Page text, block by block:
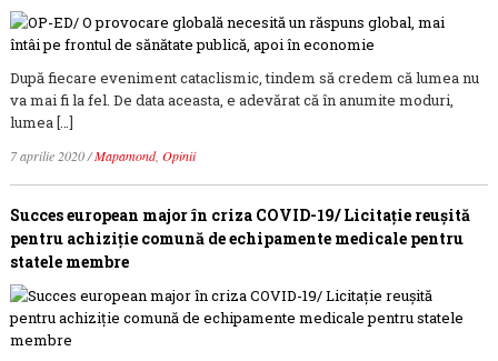
După fiecare eveniment cataclismic, tindem să credem că lumea nu
va mai fi la fel. De data aceasta, e adevărat că în anumite moduri,
lumea […]
7 aprilie 2020/Mapamond, Opinii
Succes european major în criza COVID-19/ Licitație reușită
pentru achiziție comună de echipamente medicale pentru
statele membre